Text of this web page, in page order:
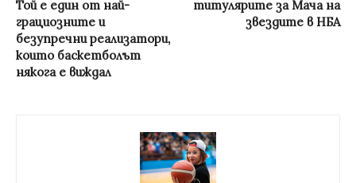
Той е един от най-
грациозните и
безупречни реализатори,
които баскетболът
някога е виждал
титулярите за Мача на
звездите в НБА